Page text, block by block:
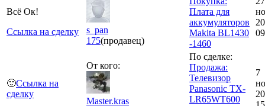
Всё Ок!
Ссылка на сделку
s_pan
175(продавец)
Плата для
аккумуляторов
Makita BL1430
-1460
🙂Ссылка на
сделку
От кого:
Master.kras
По сделке:
Продажа:
Телевизор
Panasonic TX-
LR65WT600
7